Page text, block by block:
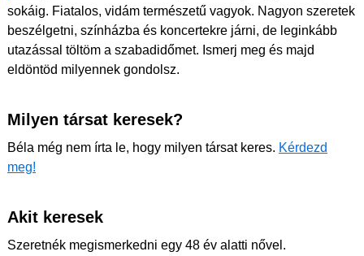
sokáig. Fiatalos, vidám természetű vagyok. Nagyon szeretek
beszélgetni, színházba és koncertekre járni, de leginkább
utazással töltöm a szabadidőmet. Ismerj meg és majd
eldöntöd milyennek gondolsz.
Milyen társat keresek?
Béla még nem írta le, hogy milyen társat keres. Kérdezd
meg!
Akit keresek
Szeretnék megismerkedni egy 48 év alatti nővel.